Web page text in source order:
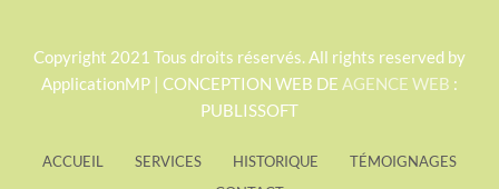
S
Copyright 2021 Tous droits réservés. All rights reserved by
ApplicationMP | CONCEPTION WEB DE AGENCE WEB :
PUBLISSOFT
ACCUEIL SERVICES HISTORIQUE
TÉMOIGNAGES